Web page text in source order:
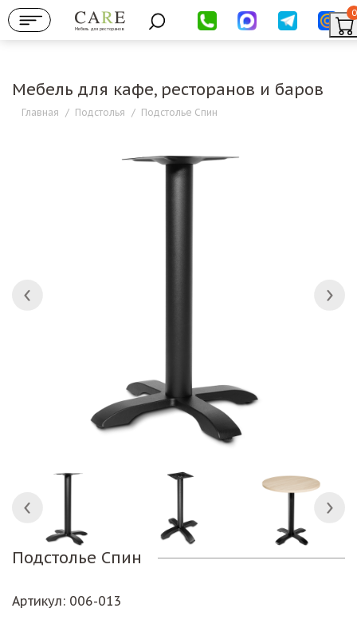
Мебель для ресторанов
0
Мебель для кафе, ресторанов и баров
Главная / Подстолья / Подстолье Спин
Подстолье Спин
Артикул: 006-013